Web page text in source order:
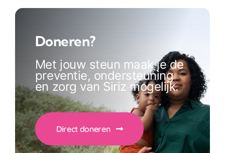
Doneren?
Met jouw steun maak je de
preventie, ondersteuning
en zorg van Siriz mogelijk.
Direct doneren